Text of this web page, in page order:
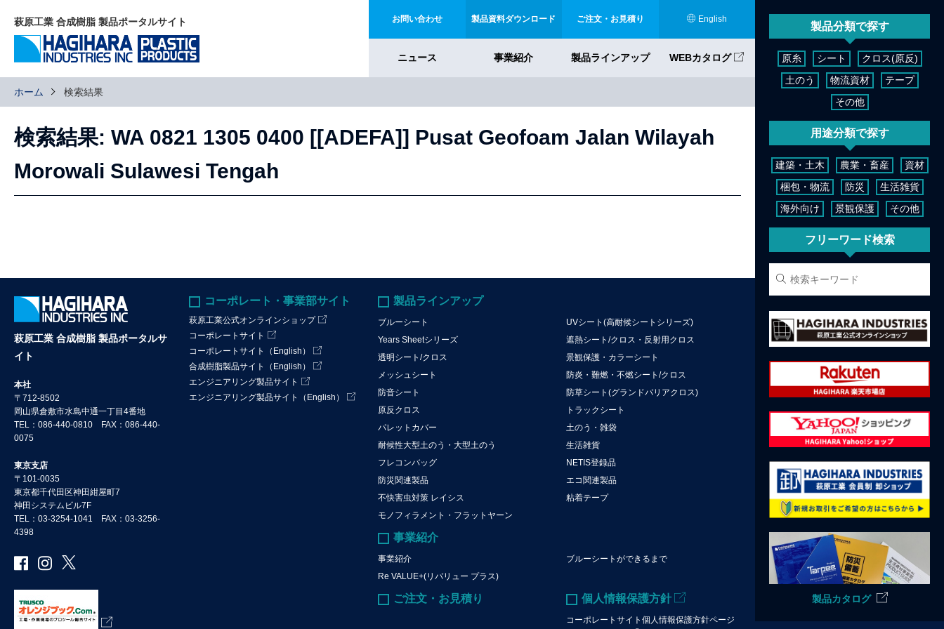
萩原工業 合成樹脂 製品ポータルサイト お問い合わせ 製品資料ダウンロード ご注文・お見積り English
ニュース 事業紹介 製品ラインアップ WEBカタログ
ホーム 検索結果
検索結果: WA 0821 1305 0400 [[ADEFA]] Pusat Geofoam Jalan Wilayah
Morowali Sulawesi Tengah
萩原工業 合成樹脂 製品ポータルサ
イト
本社
〒712-8502
岡山県倉敷市水島中通一丁目4番地
TEL：086-440-0810 FAX：086-440-
0075
東京支店
〒101-0035
東京都千代田区神田紺屋町7
神田システムビル7F
TEL：03-3254-1041 FAX：03-3256-
4398
コーポレート・事業部サイト
萩原工業公式オンラインショップ
コーポレートサイト
コーポレートサイト（English）
合成樹脂製品サイト（English）
エンジニアリング製品サイト
エンジニアリング製品サイト（English）
製品ラインアップ
ブルーシート
UVシート(高耐候シートシリーズ)
Years Sheetシリーズ
遮熱シート/クロス・反射用クロス
透明シート/クロス
景観保護・カラーシート
メッシュシート
防炎・難燃・不燃シート/クロス
防音シート
防草シート(グランドバリアクロス)
原反クロス
トラックシート
パレットカバー
土のう・雑袋
耐候性大型土のう・大型土のう
生活雑貨
フレコンバッグ
NETIS登録品
防災関連製品
エコ関連製品
不快害虫対策 レイシス
粘着テープ
モノフィラメント・フラットヤーン
事業紹介
事業紹介
ブルーシートができるまで
Re VALUE+(リバリュー プラス)
ご注文・お見積り 個人情報保護方針
コーポレートサイト個人情報保護方針ページ
製品分類で探す
原糸 シート
クロス(原反)
土のう
物流資材
テープ
その他
用途分類で探す
建築・土木 農業・畜産
資材
梱包・物流
防災
生活雑貨
海外向け
景観保護 その他
フリーワード検索
製品カタログ